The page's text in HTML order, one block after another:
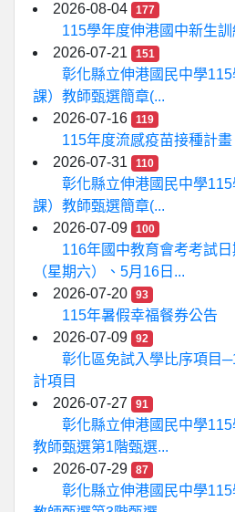
2026-08-04
177
115學年度伸港國中新生
2026-07-21
151
彰化縣立伸港國民中學
課）教師甄選簡章(...
2026-07-16
119
115年度流感疫苗接種計畫
2026-07-31
110
彰化縣立伸港國民中學
課）教師甄選簡章(...
2026-07-09
100
116年國中教育會考考試
（星期六）、5月16日...
2026-07-20
93
115年暑假幸福餐券公告
2026-07-09
92
彰化區免試入學比序項目
計項目
2026-07-27
91
彰化縣立伸港國民中學
教師甄選第1階甄選...
2026-07-29
87
彰化縣立伸港國民中學